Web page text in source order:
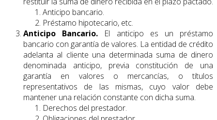
Anticipo bancario.
Préstamo hipotecario, etc.
Anticipo Bancario. El anticipo es un préstamo
bancario con garantía de valores. La entidad de crédito
adelanta al cliente una determinada suma de dinero
denominada anticipo, previa constitución de una
garantía en valores o mercancías, o títulos
representativos de las mismas, cuyo valor debe
mantener una relación constante con dicha suma.
Derechos del prestador.